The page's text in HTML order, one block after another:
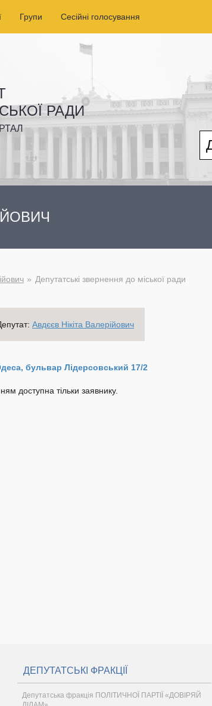
Групи Сесійні голосування
РАДИ
Депутатські звернення до міської ради
Авдєєв Нікіта Валерійович
бульвар Лідерсовський 17/2
доступна тільки заявнику.
ДЕПУТАТСЬКІ ФРАКЦІЇ
Депутатська фракція ПОЛІТИЧНОЇ ПАРТІЇ «ДОВІРЯЙ